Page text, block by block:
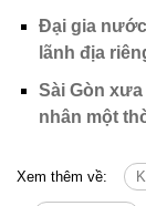
Đại gia
lãnh địa
Sài Gòn
nhân một
Xem thêm về: